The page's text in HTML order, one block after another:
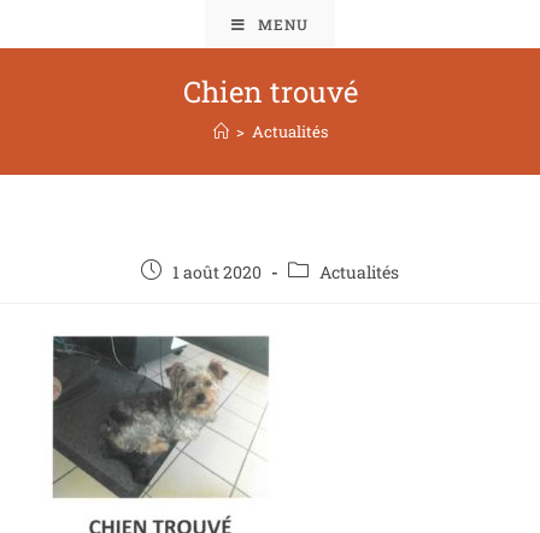
MENU
Chien trouvé
> Actualités
1 août 2020 Actualités